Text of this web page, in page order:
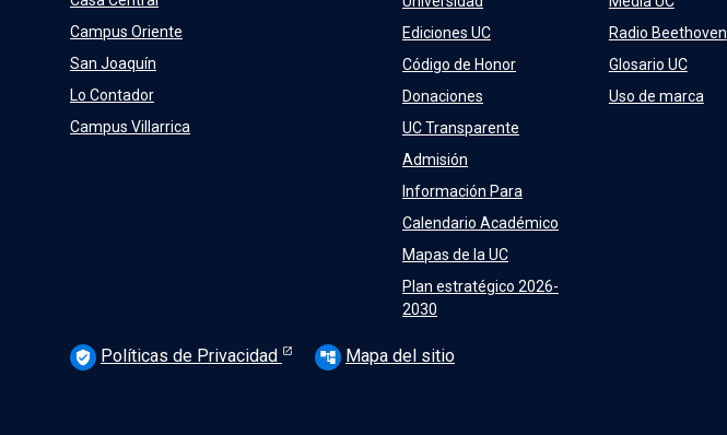
Campus Oriente
San Joaquín
Lo Contador
Campus Villarrica
Ediciones UC
Código de Honor
Donaciones
UC Transparente
Admisión
Información Para
Calendario Académico
Mapas de la UC
Plan estratégico 2026-
2030
Radio Beethoven
Glosario UC
Uso de marca
verified_user Políticas de Privacidad account_tree Mapa del sitio